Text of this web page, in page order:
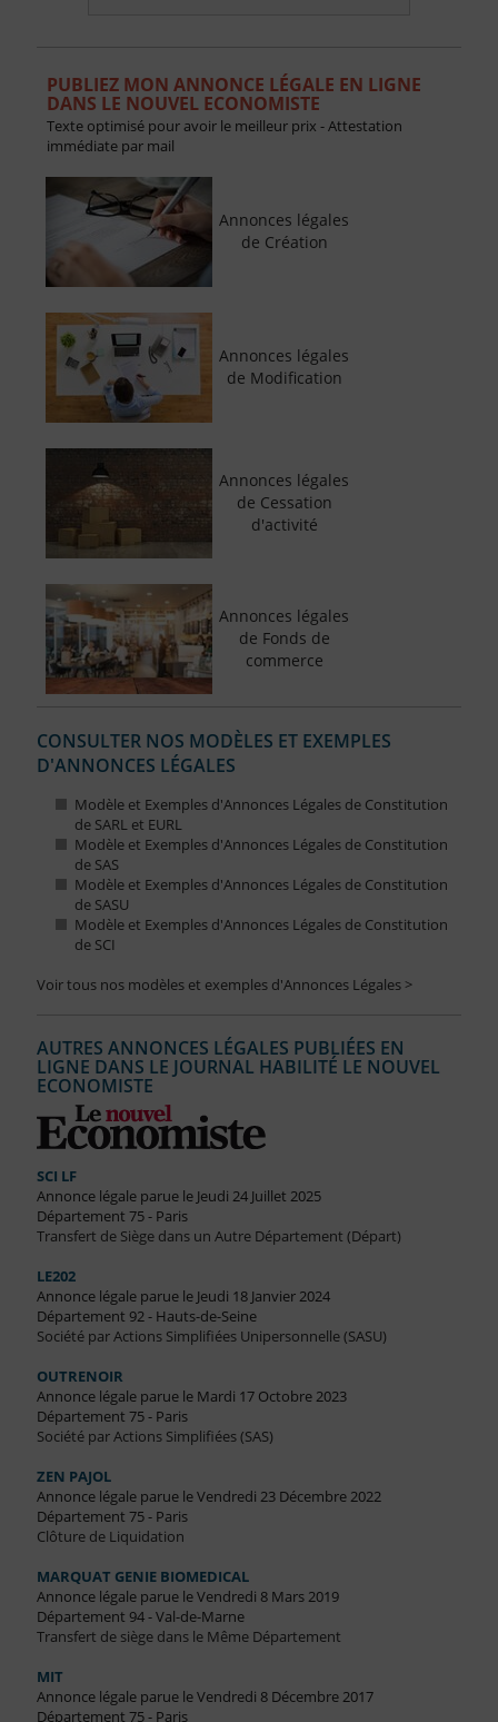
PUBLIEZ MON ANNONCE LÉGALE EN LIGNE
DANS LE NOUVEL ECONOMISTE
Texte optimisé pour avoir le meilleur prix - Attestation
immédiate par mail
Annonces légales
de Création
Annonces légales
de Modification
Annonces légales
de Cessation
d'activité
Annonces légales
de Fonds de
commerce
CONSULTER NOS MODÈLES ET EXEMPLES
D'ANNONCES LÉGALES
Modèle et Exemples d'Annonces Légales de Constitution
de SARL et EURL
Modèle et Exemples d'Annonces Légales de Constitution
de SAS
Modèle et Exemples d'Annonces Légales de Constitution
de SASU
Modèle et Exemples d'Annonces Légales de Constitution
de SCI
Voir tous nos modèles et exemples d'Annonces Légales >
AUTRES ANNONCES LÉGALES PUBLIÉES EN
LIGNE DANS LE JOURNAL HABILITÉ LE NOUVEL
ECONOMISTE
SCI LF
Annonce légale parue le Jeudi 24 Juillet 2025
Département 75 - Paris
Transfert de Siège dans un Autre Département (Départ)
LE202
Annonce légale parue le Jeudi 18 Janvier 2024
Département 92 - Hauts-de-Seine
Société par Actions Simplifiées Unipersonnelle (SASU)
OUTRENOIR
Annonce légale parue le Mardi 17 Octobre 2023
Département 75 - Paris
Société par Actions Simplifiées (SAS)
ZEN PAJOL
Annonce légale parue le Vendredi 23 Décembre 2022
Département 75 - Paris
Clôture de Liquidation
MARQUAT GENIE BIOMEDICAL
Annonce légale parue le Vendredi 8 Mars 2019
Département 94 - Val-de-Marne
Transfert de siège dans le Même Département
MIT
Annonce légale parue le Vendredi 8 Décembre 2017
Département 75 - Paris